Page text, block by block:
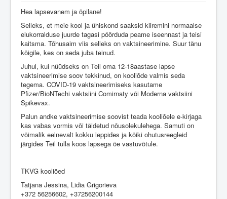
Hea lapsevanem ja õpilane!
Selleks, et meie kool ja ühiskond saaksid kiiremini normaalse
elukorralduse juurde tagasi pöörduda peame iseennast ja teisi
kaitsma. Tõhusaim viis selleks on vaktsineerimine. Suur tänu
kõigile, kes on seda juba teinud.
Juhul, kui nüüdseks on Teil oma 12-18aastase lapse
vaktsineerimise soov tekkinud, on kooliõde valmis seda
tegema. COVID-19 vaktsineerimiseks kasutame
Pfizer/BioNTechi vaktsiini Comirnaty või Moderna vaktsiini
Spikevax.
Palun andke vaktsineerimise soovist teada kooliõele e-kirjaga
kas vabas vormis või täidetud nõusolekulehega. Samuti on
võimalik eelnevalt kokku leppides ja kõiki ohutusreegleid
järgides Teil tulla koos lapsega õe vastuvõtule.
TKVG kooliõed
Tatjana Jessina, Lidia Grigorieva
+372 56256602, +37256200144